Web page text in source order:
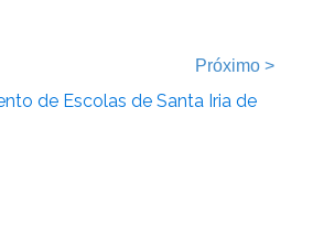
Próximo >
de Escolas de Santa Iria de